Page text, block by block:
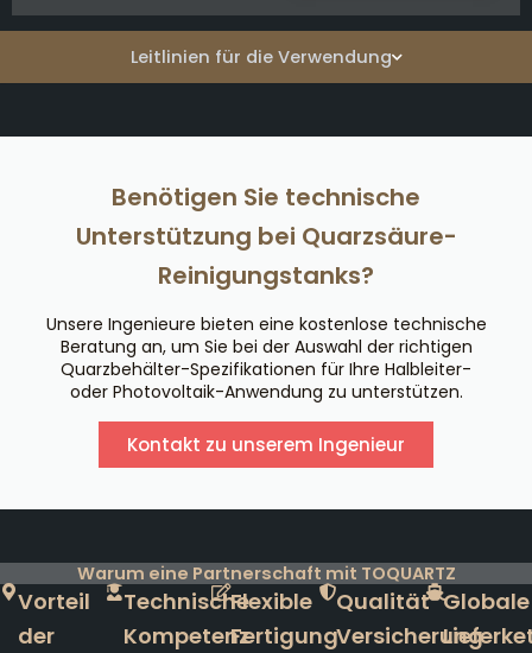
Leitlinien für die Verwendung
Benötigen Sie technische
Unterstützung bei Quarzsäure-
Reinigungstanks?
Unsere Ingenieure bieten eine kostenlose technische
Beratung an, um Sie bei der Auswahl der richtigen
Quarzbehälter-Spezifikationen für Ihre Halbleiter-
oder Photovoltaik-Anwendung zu unterstützen.
Kontakt zu unserem Ingenieur
Warum eine Partnerschaft mit TOQUARTZ
Vorteil
der
Technische
Kompetenz
Flexible
Fertigung
Qualität
Versicherung
Globale